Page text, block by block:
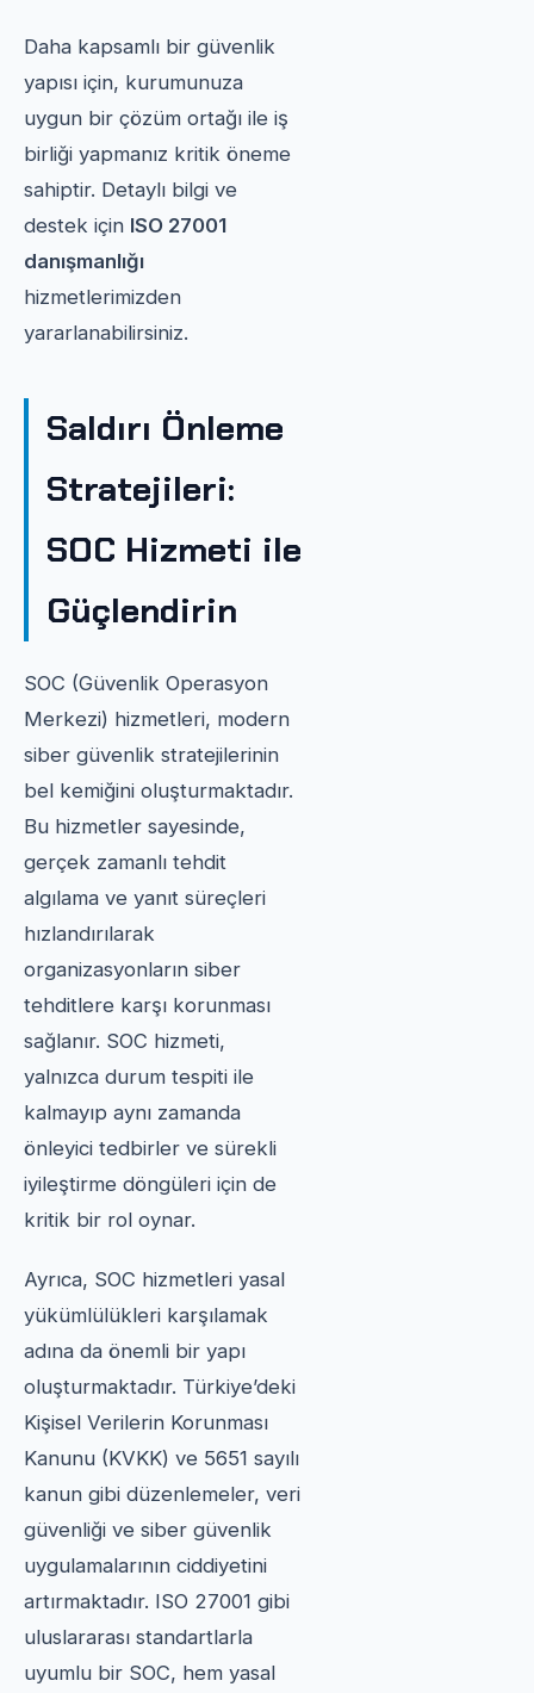
Daha kapsamlı bir güvenlik
yapısı için, kurumunuza
uygun bir çözüm ortağı ile iş
birliği yapmanız kritik öneme
sahiptir. Detaylı bilgi ve
destek için ISO 27001
danışmanlığı
hizmetlerimizden
yararlanabilirsiniz.
Saldırı Önleme
Stratejileri:
SOC Hizmeti ile
Güçlendirin
SOC (Güvenlik Operasyon
Merkezi) hizmetleri, modern
siber güvenlik stratejilerinin
bel kemiğini oluşturmaktadır.
Bu hizmetler sayesinde,
gerçek zamanlı tehdit
algılama ve yanıt süreçleri
hızlandırılarak
organizasyonların siber
tehditlere karşı korunması
sağlanır. SOC hizmeti,
yalnızca durum tespiti ile
kalmayıp aynı zamanda
önleyici tedbirler ve sürekli
iyileştirme döngüleri için de
kritik bir rol oynar.
Ayrıca, SOC hizmetleri yasal
yükümlülükleri karşılamak
adına da önemli bir yapı
oluşturmaktadır. Türkiye’deki
Kişisel Verilerin Korunması
Kanunu (KVKK) ve 5651 sayılı
kanun gibi düzenlemeler, veri
güvenliği ve siber güvenlik
uygulamalarının ciddiyetini
artırmaktadır. ISO 27001 gibi
uluslararası standartlarla
uyumlu bir SOC, hem yasal